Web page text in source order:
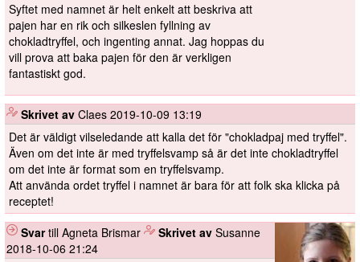
Syftet med namnet är helt enkelt att beskriva att
pajen har en rik och silkeslen fyllning av
chokladtryffel, och ingenting annat. Jag hoppas du
vill prova att baka pajen för den är verkligen
fantastiskt god.
Skrivet av Claes 2019-10-09 13:19
Det är väldigt vilseledande att kalla det för "chokladpaj med tryffel".
Även om det inte är med tryffelsvamp så är det inte chokladtryffel
om det inte är format som en tryffelsvamp.
Att använda ordet tryffel i namnet är bara för att folk ska klicka på
receptet!
Svartill Agneta Brismar Skrivet av Susanne
2018-10-06 21:24